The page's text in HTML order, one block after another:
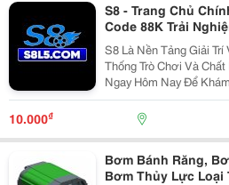
S8 - Trang Chủ
Code 88K Trải
S8 Là Nền Tảng Giải
Thống Trò Chơi Và
Ngay Hôm Nay Để
Hũ, Bắn Cá Cùng
10.000₫
Bơm Bánh Răng,
Bơm Thủy Lực Loại